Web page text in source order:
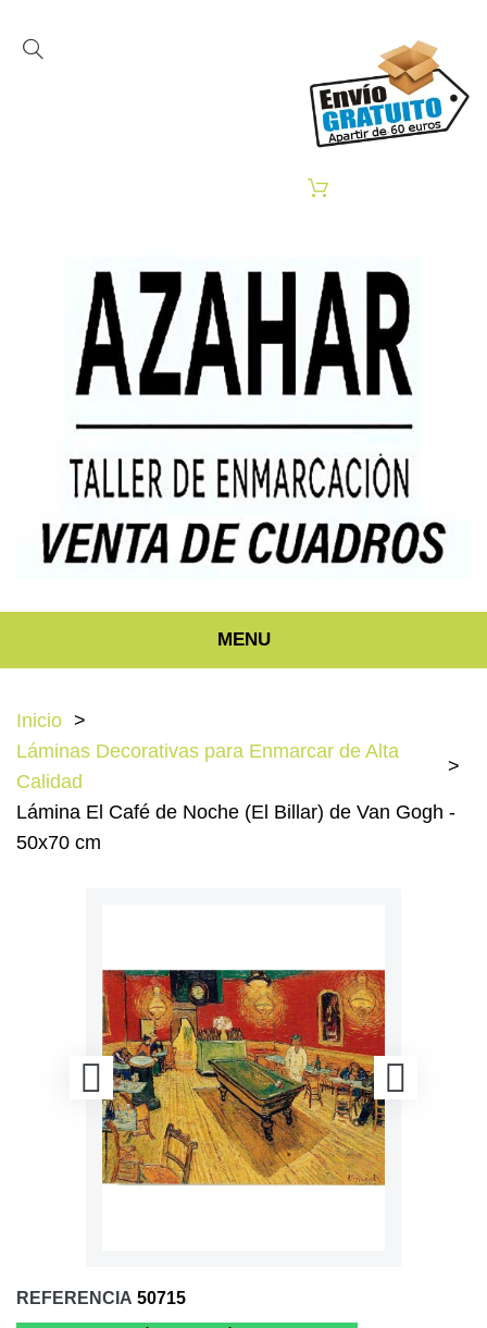
MENU
Inicio
Láminas Decorativas para Enmarcar de Alta
Calidad
Lámina El Café de Noche (El Billar) de Van Gogh -
50x70 cm
REFERENCIA 50715